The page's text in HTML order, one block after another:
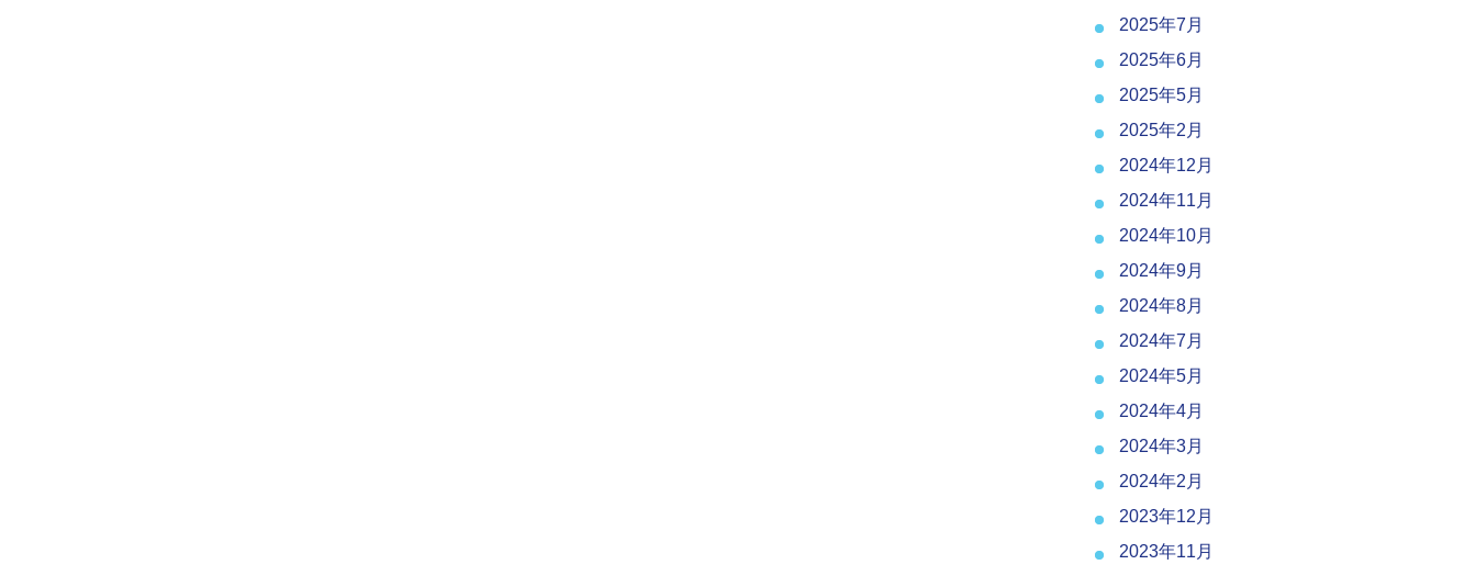
2025年7月
2025年6月
2025年5月
2025年2月
2024年12月
2024年11月
2024年10月
2024年9月
2024年8月
2024年7月
2024年5月
2024年4月
2024年3月
2024年2月
2023年12月
2023年11月